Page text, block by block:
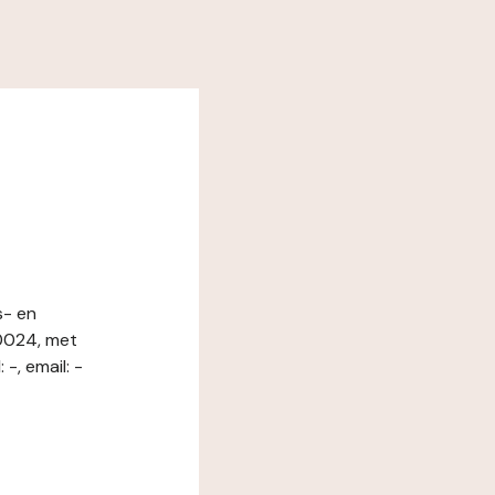
en
met
-, email: -